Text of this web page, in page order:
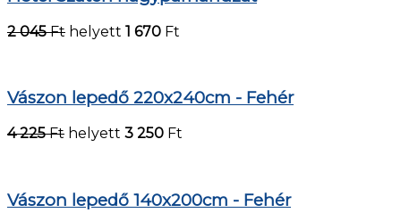
2 045 Ft helyett 1 670 Ft
Vászon lepedő 220x240cm - Fehér
4 225 Ft helyett 3 250 Ft
Vászon lepedő 140x200cm - Fehér